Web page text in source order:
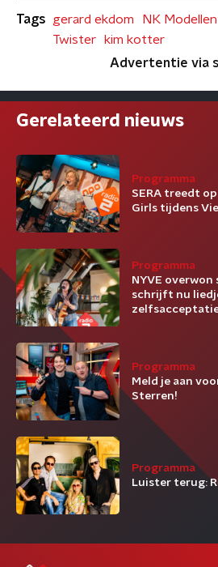
Tags gerard ekdom
NK
Twister
kim kotter
Advertentie via
Gerelateerd nieuws
Programma
SERA treedt
Girls tijdens
Programma
NYVE
schrijft nu
Programma
Meld je aan
Sterren!
Programma
Luister terug: